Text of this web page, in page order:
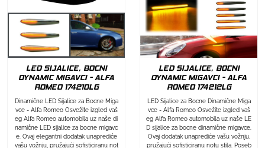
LED SIJALICE, BOCNI
DYNAMIC MIGAVCI - ALFA
ROMEO 174210LG
Dinamične LED Sijalice za Bocne Miga
vce - Alfa Romeo Osvežite izgled vaš
eg Alfa Romeo automobila uz naše di
namične LED sijalice za bocne migavc
e. Ovaj elegantni dodatak unaprediće
vašu vožnju, pružajući sofisticiranu not
LED SIJALICE, BOCNI
DYNAMIC MIGAVCI - ALFA
ROMEO 174212LG
LED Sijalice za Bocne Dinamične Miga
vce - Alfa Romeo Osvežite izgled vaš
eg Alfa Romeo automobila uz naše LE
D sijalice za bocne dinamične migavce.
Ovaj dodatak unaprediće vašu vožnju,
pružajući sofisticiranu notu stila. Poseb